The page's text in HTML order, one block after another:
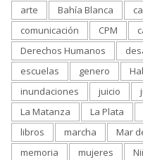
arte Bahía Blanca
comunicación
CPM
Derechos Humanos
escuelas
genero
inundaciones
juicio
La Matanza
La Plata
libros
marcha Mar
memoria
mujeres